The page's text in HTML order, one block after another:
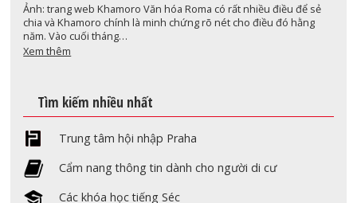
Ảnh: trang web Khamoro Văn hóa Roma có rất nhiều điều để sẻ
chia và Khamoro chính là minh chứng rõ nét cho điều đó hằng
năm. Vào cuối tháng…
Xem thêm
Tìm kiếm nhiều nhất
Trung tâm hội nhập Praha
Cẩm nang thông tin dành cho người di cư
Các khóa học tiếng Séc